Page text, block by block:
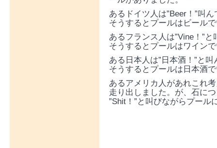
あるドイツ人は”Beer！”叫
そうするとプールはビール
あるフランス人は”Vine！”
そうするとプールはワイン
ある日本人は”日本酒！”と
そうするとプールは日本酒
あるアメリカ人があれこれ
走り出しました。が、石に
”Shit！”と叫びながらプール